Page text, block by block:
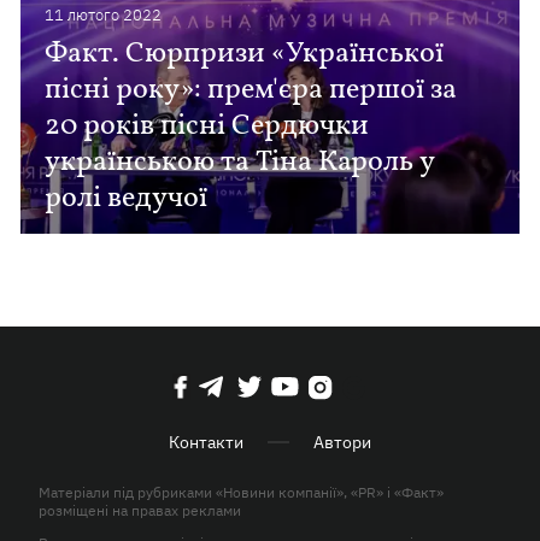
11 лютого 2022
Факт. Сюрпризи «Української
пісні року»: прем'єра першої за
20 років пісні Сердючки
українською та Тіна Кароль у
ролі ведучої
Контакти Автори
Матеріали під рубриками «Новини компанії», «PR» і «Факт»
розміщені на правах реклами